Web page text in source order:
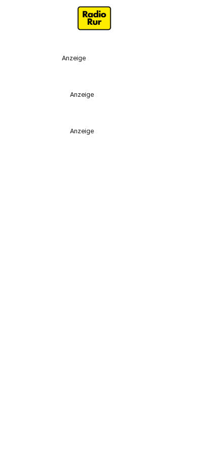
Anzeige
Anzeige
Anzeige